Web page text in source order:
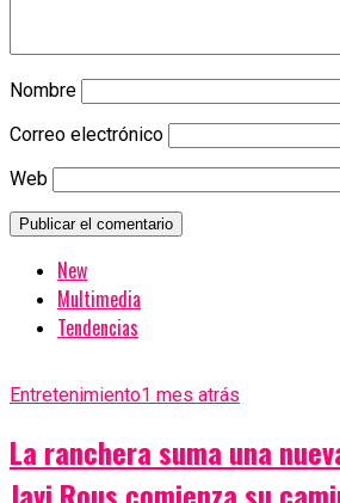
Nombre
Correo electrónico
Web
New
Multimedia
Tendencias
Entretenimiento1 mes atrás
La ranchera suma una